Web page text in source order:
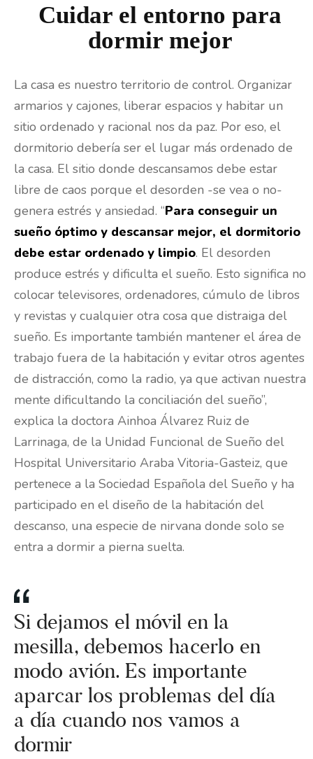
Cuidar el entorno para
dormir mejor
La casa es nuestro territorio de control. Organizar
armarios y cajones, liberar espacios y habitar un
sitio ordenado y racional nos da paz. Por eso, el
dormitorio debería ser el lugar más ordenado de
la casa. El sitio donde descansamos debe estar
libre de caos porque el desorden -se vea o no-
genera estrés y ansiedad. “Para conseguir un
sueño óptimo y descansar mejor, el dormitorio
debe estar ordenado y limpio. El desorden
produce estrés y dificulta el sueño. Esto significa no
colocar televisores, ordenadores, cúmulo de libros
y revistas y cualquier otra cosa que distraiga del
sueño. Es importante también mantener el área de
trabajo fuera de la habitación y evitar otros agentes
de distracción, como la radio, ya que activan nuestra
mente dificultando la conciliación del sueño”,
explica la doctora Ainhoa Álvarez Ruiz de
Larrinaga, de la Unidad Funcional de Sueño del
Hospital Universitario Araba Vitoria-Gasteiz, que
pertenece a la Sociedad Española del Sueño y ha
participado en el diseño de la habitación del
descanso, una especie de nirvana donde solo se
entra a dormir a pierna suelta.
Si dejamos el móvil en la
mesilla, debemos hacerlo en
modo avión. Es importante
aparcar los problemas del día
a día cuando nos vamos a
dormir